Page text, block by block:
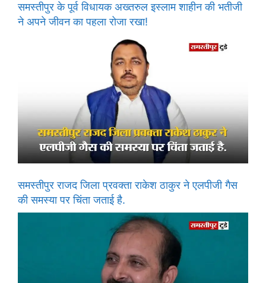
समस्तीपुर के पूर्व विधायक अख्तरुल इस्लाम शाहीन की भतीजी
ने अपने जीवन का पहला रोजा रखा!
समस्तीपुर राजद जिला प्रवक्ता राकेश ठाकुर ने एलपीजी गैस
की समस्या पर चिंता जताई है.